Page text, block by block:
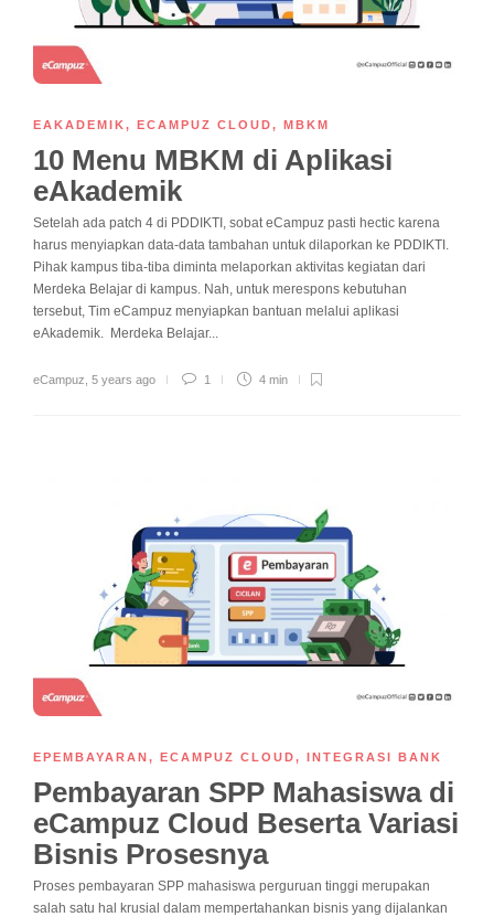
EAKADEMIK, ECAMPUZ CLOUD, MBKM
10 Menu MBKM di Aplikasi
eAkademik
Setelah ada patch 4 di PDDIKTI, sobat eCampuz pasti hectic karena
harus menyiapkan data-data tambahan untuk dilaporkan ke PDDIKTI.
Pihak kampus tiba-tiba diminta melaporkan aktivitas kegiatan dari
Merdeka Belajar di kampus. Nah, untuk merespons kebutuhan
tersebut, Tim eCampuz menyiapkan bantuan melalui aplikasi
eAkademik. Merdeka Belajar...
eCampuz 5 years ago 1 4 min
EPEMBAYARAN, ECAMPUZ CLOUD, INTEGRASI BANK
Pembayaran SPP Mahasiswa di
eCampuz Cloud Beserta Variasi
Bisnis Prosesnya
Proses pembayaran SPP mahasiswa perguruan tinggi merupakan
salah satu hal krusial dalam mempertahankan bisnis yang dijalankan